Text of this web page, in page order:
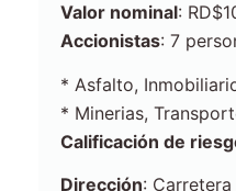
Valor nominal:
Accionistas: 7
* Asfalto,
* Minerias,
Calificación de
Dirección: